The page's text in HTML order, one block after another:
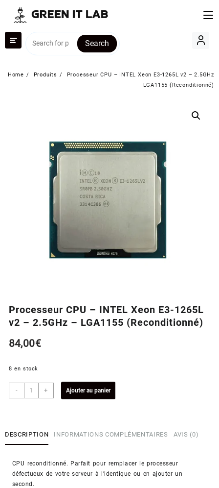
content
Search
Home Produits
Processeur CPU – INTEL Xeon E3-1265L v2 – 2.5GHz
– LGA1155 (Reconditionné)
Processeur CPU – INTEL Xeon E3-1265L
v2 – 2.5GHz – LGA1155 (Reconditionné)
84,00€
8 en stock
-
quantité
de
E3-
1265L
+ Ajouter au panier
DESCRIPTION INFORMATIONS COMPLÉMENTAIRES AVIS (0)
CPU reconditionné. Parfait pour remplacer le processeur
défectueux de votre serveur à l’identique ou en ajouter un
second.